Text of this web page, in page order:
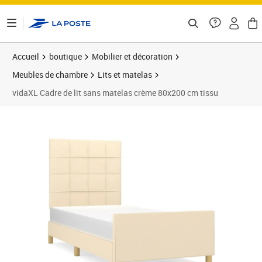
Accueil boutique
Mobilier et décoration
Meubles de chambre
Lits et matelas
vidaXL Cadre de lit sans matelas crème 80x200 cm tissu